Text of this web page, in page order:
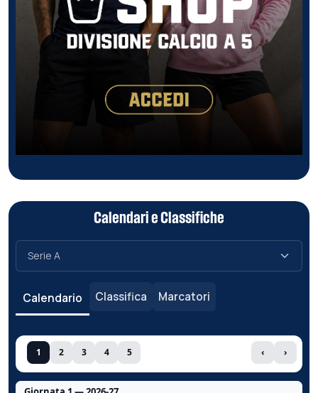
Calendari e Classifiche
Calendario Classifica Marcatori
1 2 3 4 5 ‹ ›